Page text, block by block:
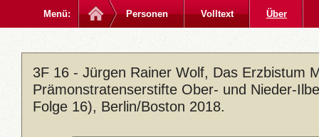
Menü: Personen Volltext Über
3F 16 - Jürgen Rainer Wolf, Das Erzbistum
Prämonstratenserstifte Ober- und Nieder-
Folge 16), Berlin/Boston 2018.